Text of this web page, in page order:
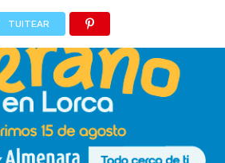
TUITEAR